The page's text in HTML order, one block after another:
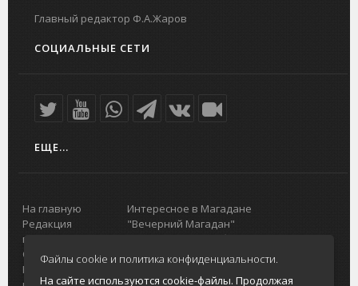
Главный редактор Ф.А.Жаров
СОЦИАЛЬНЫЕ СЕТИ
ЕЩЕ...
На главную
Редакция
портала
О проекте
Реклама на
Интересное в Магадане
"Вечерний Магадан"
Городская доска объявлений
Реклама
Главный туристический портал
Файлы cookie и политика конфиденциальности.
На сайте используются cookie-файлы. Продолжая